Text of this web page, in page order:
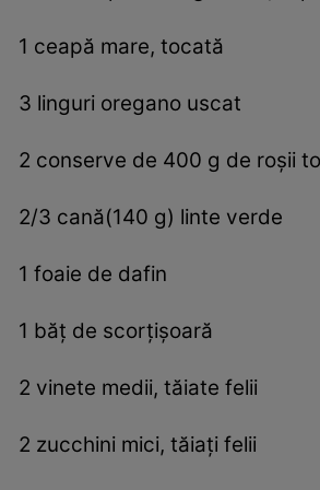
1 ceapă mare, tocată
3 linguri oregano uscat
2 conserve de 400 g de roşii
2/3 cană(140 g) linte verde
1 foaie de dafin
1 băţ de scorţişoară
2 vinete medii, tăiate felii
2 zucchini mici, tăiaţi felii